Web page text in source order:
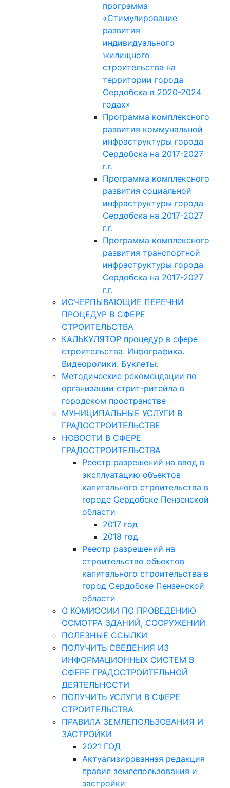
программа
«Стимулирование
развития
индивидуального
жилищного
строительства на
территории города
Сердобска в 2020-2024
годах»
Программа комплексного
развития коммунальной
инфраструктуры города
Сердобска на 2017-2027
г.г.
Программа комплексного
развития социальной
инфраструктуры города
Сердобска на 2017-2027
г.г.
Программа комплексного
развития транспортной
инфраструктуры города
Сердобска на 2017-2027
г.г.
ИСЧЕРПЫВАЮЩИЕ ПЕРЕЧНИ
ПРОЦЕДУР В СФЕРЕ
СТРОИТЕЛЬСТВА
КАЛЬКУЛЯТОР процедур в сфере
строительства. Инфографика.
Видеоролики. Буклеты.
Методические рекомендации по
организации стрит-ритейла в
городском пространстве
МУНИЦИПАЛЬНЫЕ УСЛУГИ В
ГРАДОСТРОИТЕЛЬСТВЕ
НОВОСТИ В СФЕРЕ
ГРАДОСТРОИТЕЛЬСТВА
Реестр разрешений на ввод в
эксплуатацию объектов
капитального строительства в
городе Сердобске Пензенской
области
2017 год
2018 год
Реестр разрешений на
строительство объектов
капитального строительства в
город Сердобске Пензенской
области
О КОМИССИИ ПО ПРОВЕДЕНИЮ
ОСМОТРА ЗДАНИЙ, СООРУЖЕНИЙ
ПОЛЕЗНЫЕ ССЫЛКИ
ПОЛУЧИТЬ СВЕДЕНИЯ ИЗ
ИНФОРМАЦИОННЫХ СИСТЕМ В
СФЕРЕ ГРАДОСТРОИТЕЛЬНОЙ
ДЕЯТЕЛЬНОСТИ
ПОЛУЧИТЬ УСЛУГИ В СФЕРЕ
СТРОИТЕЛЬСТВА
ПРАВИЛА ЗЕМЛЕПОЛЬЗОВАНИЯ И
ЗАСТРОЙКИ
2021 ГОД
Актуализированная редакция
правил землепользования и
застройки